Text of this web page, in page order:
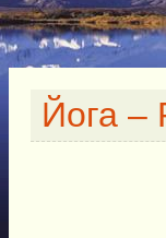
Йога –